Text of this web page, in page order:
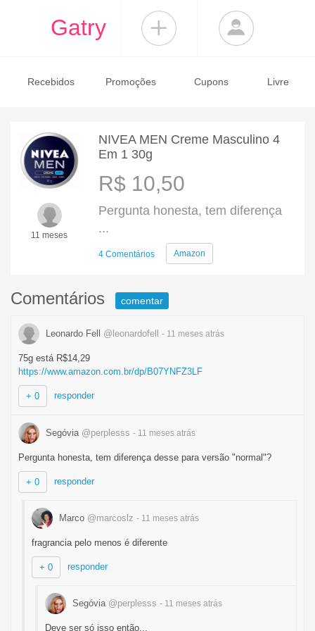
Gatry
Recebidos Promoções Cupons Livre
11 meses
NIVEA MEN Creme Masculino 4
Em 1 30g
R$ 10,50
Pergunta honesta, tem diferença
...
4 Comentários Amazon
Comentários comentar
Leonardo Fell @leonardofell - 11 meses atrás
75g está R$14,29
https://www.amazon.com.br/dp/B07YNFZ3LF
+ 0 responder
Segóvia @perplesss - 11 meses atrás
Pergunta honesta, tem diferença desse para versão "normal"?
+ 0 responder
Marco @marcoslz - 11 meses atrás
fragrancia pelo menos é diferente
+ 0 responder
Segóvia @perplesss - 11 meses atrás
Deve ser só isso então...